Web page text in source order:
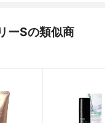
ーSの類似商